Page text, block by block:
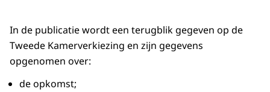
In de publicatie wordt een terugblik gegeven op de
Tweede Kamerverkiezing en zijn gegevens
opgenomen over:
de opkomst;